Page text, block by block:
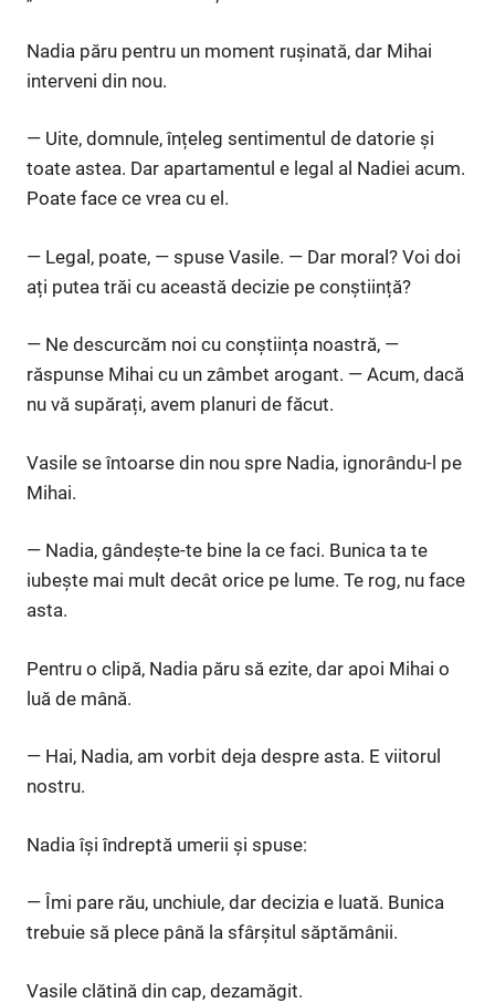
Nadia păru pentru un moment rușinată, dar Mihai
interveni din nou.
— Uite, domnule, înțeleg sentimentul de datorie și
toate astea. Dar apartamentul e legal al Nadiei acum.
Poate face ce vrea cu el.
— Legal, poate, — spuse Vasile. — Dar moral? Voi doi
ați putea trăi cu această decizie pe conștiință?
— Ne descurcăm noi cu conștiința noastră, —
răspunse Mihai cu un zâmbet arogant. — Acum, dacă
nu vă supărați, avem planuri de făcut.
Vasile se întoarse din nou spre Nadia, ignorându-l pe
Mihai.
— Nadia, gândește-te bine la ce faci. Bunica ta te
iubește mai mult decât orice pe lume. Te rog, nu face
asta.
Pentru o clipă, Nadia păru să ezite, dar apoi Mihai o
luă de mână.
— Hai, Nadia, am vorbit deja despre asta. E viitorul
nostru.
Nadia își îndreptă umerii și spuse:
— Îmi pare rău, unchiule, dar decizia e luată. Bunica
trebuie să plece până la sfârșitul săptămânii.
Vasile clătină din cap, dezamăgit.